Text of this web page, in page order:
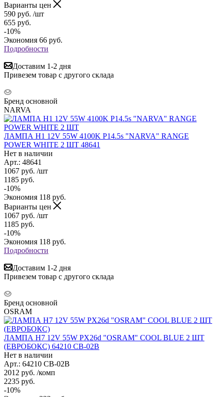
Варианты цен
590 руб. /шт
655 руб.
-10%
Экономия 66 руб.
Подробности
Доставим 1-2 дня
Привезем товар с другого склада
Бренд основной
NARVA
ЛАМПА H1 12V 55W 4100K Р14.5s "NARVA" RANGE
POWER WHITE 2 ШТ 48641
Нет в наличии
Арт.: 48641
1067 руб. /шт
1185 руб.
-10%
Экономия 118 руб.
Варианты цен
1067 руб. /шт
1185 руб.
-10%
Экономия 118 руб.
Подробности
Доставим 1-2 дня
Привезем товар с другого склада
Бренд основной
OSRAM
ЛАМПА H7 12V 55W PX26d "OSRAM" COOL BLUE 2 ШТ
(ЕВРОБОКС) 64210 CB-02B
Нет в наличии
Арт.: 64210 CB-02B
2012 руб. /комп
2235 руб.
-10%